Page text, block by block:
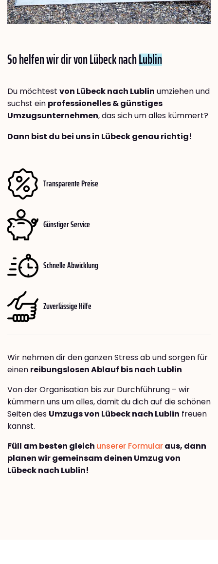
So helfen wir dir von Lübeck nachLublin
Du möchtest von Lübeck nach Lublin umziehen und
suchst ein professionelles & günstiges
Umzugsunternehmen, das sich um alles kümmert?
Dann bist du bei uns in Lübeck genau richtig!
Transparente Preise
Günstiger Service
Schnelle Abwicklung
Zuverlässige Hilfe
Wir nehmen dir den ganzen Stress ab und sorgen für
einen reibungslosen Ablauf bis nach Lublin
Von der Organisation bis zur Durchführung – wir
kümmern uns um alles, damit du dich auf die schönen
Seiten des Umzugs von Lübeck nach Lublin freuen
kannst.
Füll am besten gleich unserer Formularaus, dann
planen wir gemeinsam deinen Umzug von
Lübeck nach Lublin!